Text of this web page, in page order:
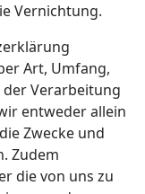
Vernichtung.
Art, Umfang,
der Verarbeitung
entweder allein
Zwecke und
Zudem
die von uns zu